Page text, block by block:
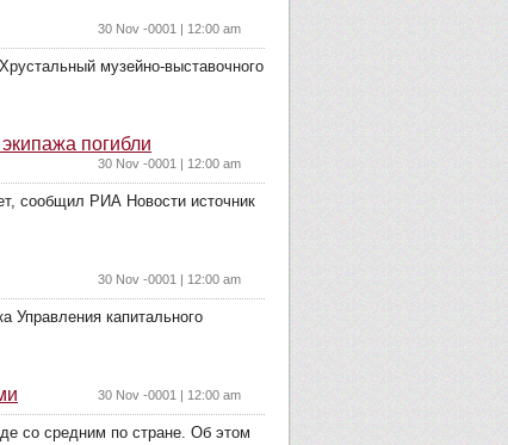
30 Nov -0001 | 12:00 am
музейно-выставочного
погибли
30 Nov -0001 | 12:00 am
сообщил РИА Новости источник
30 Nov -0001 | 12:00 am
Управления капитального
30 Nov -0001 | 12:00 am
со средним по стране. Об этом